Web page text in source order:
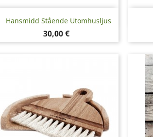
Hansmidd Stående Utomhusljus
Pris
30,00 €
Snabbvy